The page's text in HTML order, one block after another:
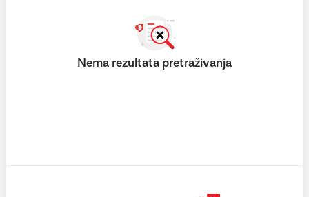
Nema rezultata pretraživanja